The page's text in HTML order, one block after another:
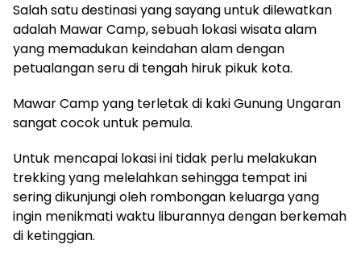
Salah satu destinasi yang sayang untuk dilewatkan
adalah Mawar Camp, sebuah lokasi wisata alam
yang memadukan keindahan alam dengan
petualangan seru di tengah hiruk pikuk kota.
Mawar Camp yang terletak di kaki Gunung Ungaran
sangat cocok untuk pemula.
Untuk mencapai lokasi ini tidak perlu melakukan
trekking yang melelahkan sehingga tempat ini
sering dikunjungi oleh rombongan keluarga yang
ingin menikmati waktu liburannya dengan berkemah
di ketinggian.